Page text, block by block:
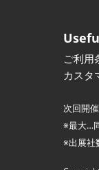
ご利用
カスタ
次回開
※最大…
※出展社